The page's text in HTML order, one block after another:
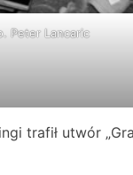
Peter Lancaric
trafił utwór